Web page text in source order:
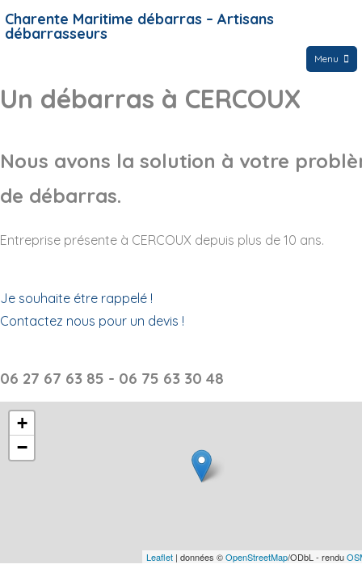
Charente Maritime débarras – Artisans
débarrasseurs
Menu
Un débarras à CERCOUX
Nous avons la solution à votre
de débarras.
Entreprise présente à CERCOUX depuis plus de 10 ans.
Je souhaite étre rappelé !
Contactez nous pour un devis !
06 27 67 63 85 - 06 75 63 30 48
+
−
Leaflet | données ©OpenStreetMap/ODbL - rendu